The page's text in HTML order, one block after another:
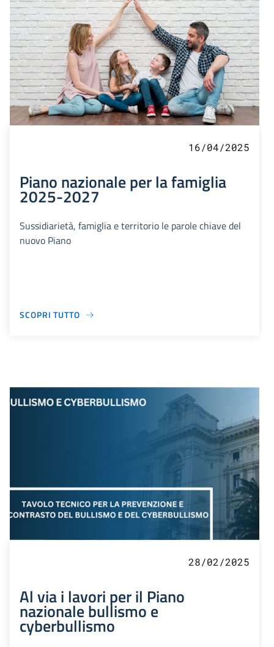
16/04/2025
Piano nazionale per la famiglia
2025-2027
Sussidiarietà, famiglia e territorio le parole chiave del
nuovo Piano
SCOPRI TUTTO
28/02/2025
Al via i lavori per il Piano
nazionale bullismo e
cyberbullismo